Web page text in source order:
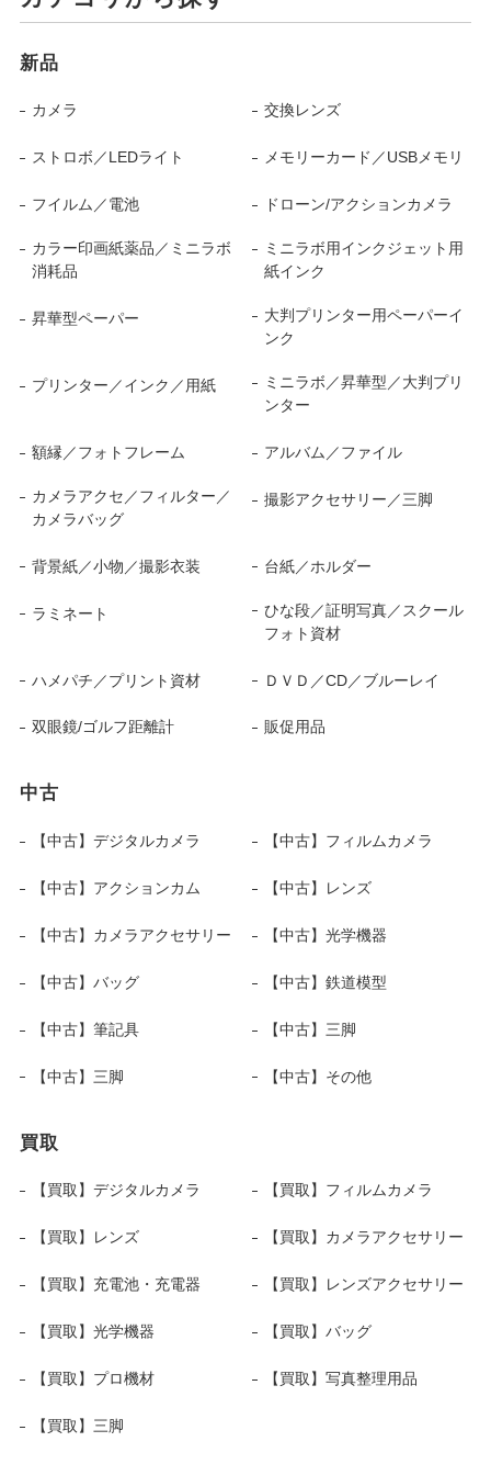
新品
カメラ 交換レンズ
ストロボ／LEDライト メモリーカード／USBメモリ
フイルム／電池 ドローン/アクションカメラ
カラー印画紙薬品／ミニラボ
消耗品
ミニラボ用インクジェット用
紙インク
昇華型ペーパー
大判プリンター用ペーパーイ
ンク
プリンター／インク／用紙
ミニラボ／昇華型／大判プリ
ンター
額縁／フォトフレーム アルバム／ファイル
カメラアクセ／フィルター／
カメラバッグ
撮影アクセサリー／三脚
背景紙／小物／撮影衣装 台紙／ホルダー
ラミネート
ひな段／証明写真／スクール
フォト資材
ハメパチ／プリント資材 ＤＶＤ／CD／ブルーレイ
双眼鏡/ゴルフ距離計 販促用品
中古
【中古】デジタルカメラ 【中古】フィルムカメラ
【中古】アクションカム 【中古】レンズ
【中古】カメラアクセサリー 【中古】光学機器
【中古】バッグ 【中古】鉄道模型
【中古】筆記具 【中古】三脚
【中古】三脚 【中古】その他
買取
【買取】デジタルカメラ 【買取】フィルムカメラ
【買取】レンズ 【買取】カメラアクセサリー
【買取】充電池・充電器 【買取】レンズアクセサリー
【買取】光学機器 【買取】バッグ
【買取】プロ機材 【買取】写真整理用品
【買取】三脚